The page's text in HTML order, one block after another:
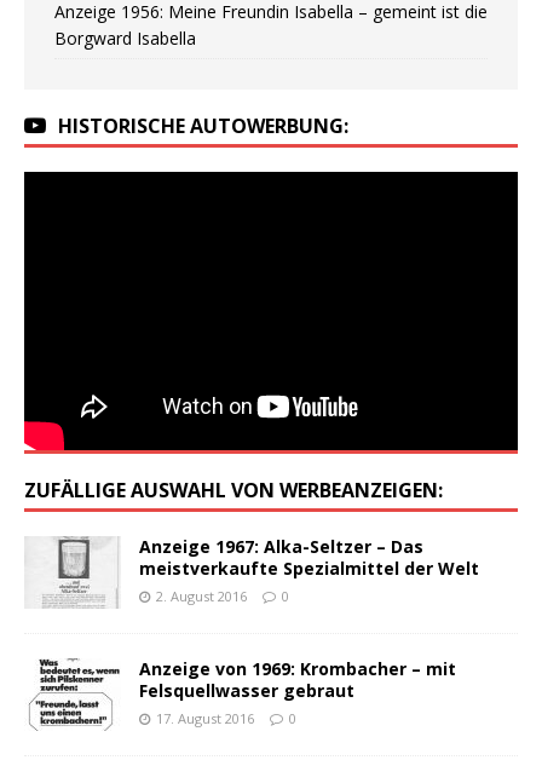
Anzeige 1956: Meine Freundin Isabella – gemeint ist die
Borgward Isabella
HISTORISCHE AUTOWERBUNG:
ZUFÄLLIGE AUSWAHL VON WERBEANZEIGEN:
Anzeige 1967: Alka-Seltzer – Das
meistverkaufte Spezialmittel der Welt
2. August 2016 0
Anzeige von 1969: Krombacher – mit
Felsquellwasser gebraut
17. August 2016 0